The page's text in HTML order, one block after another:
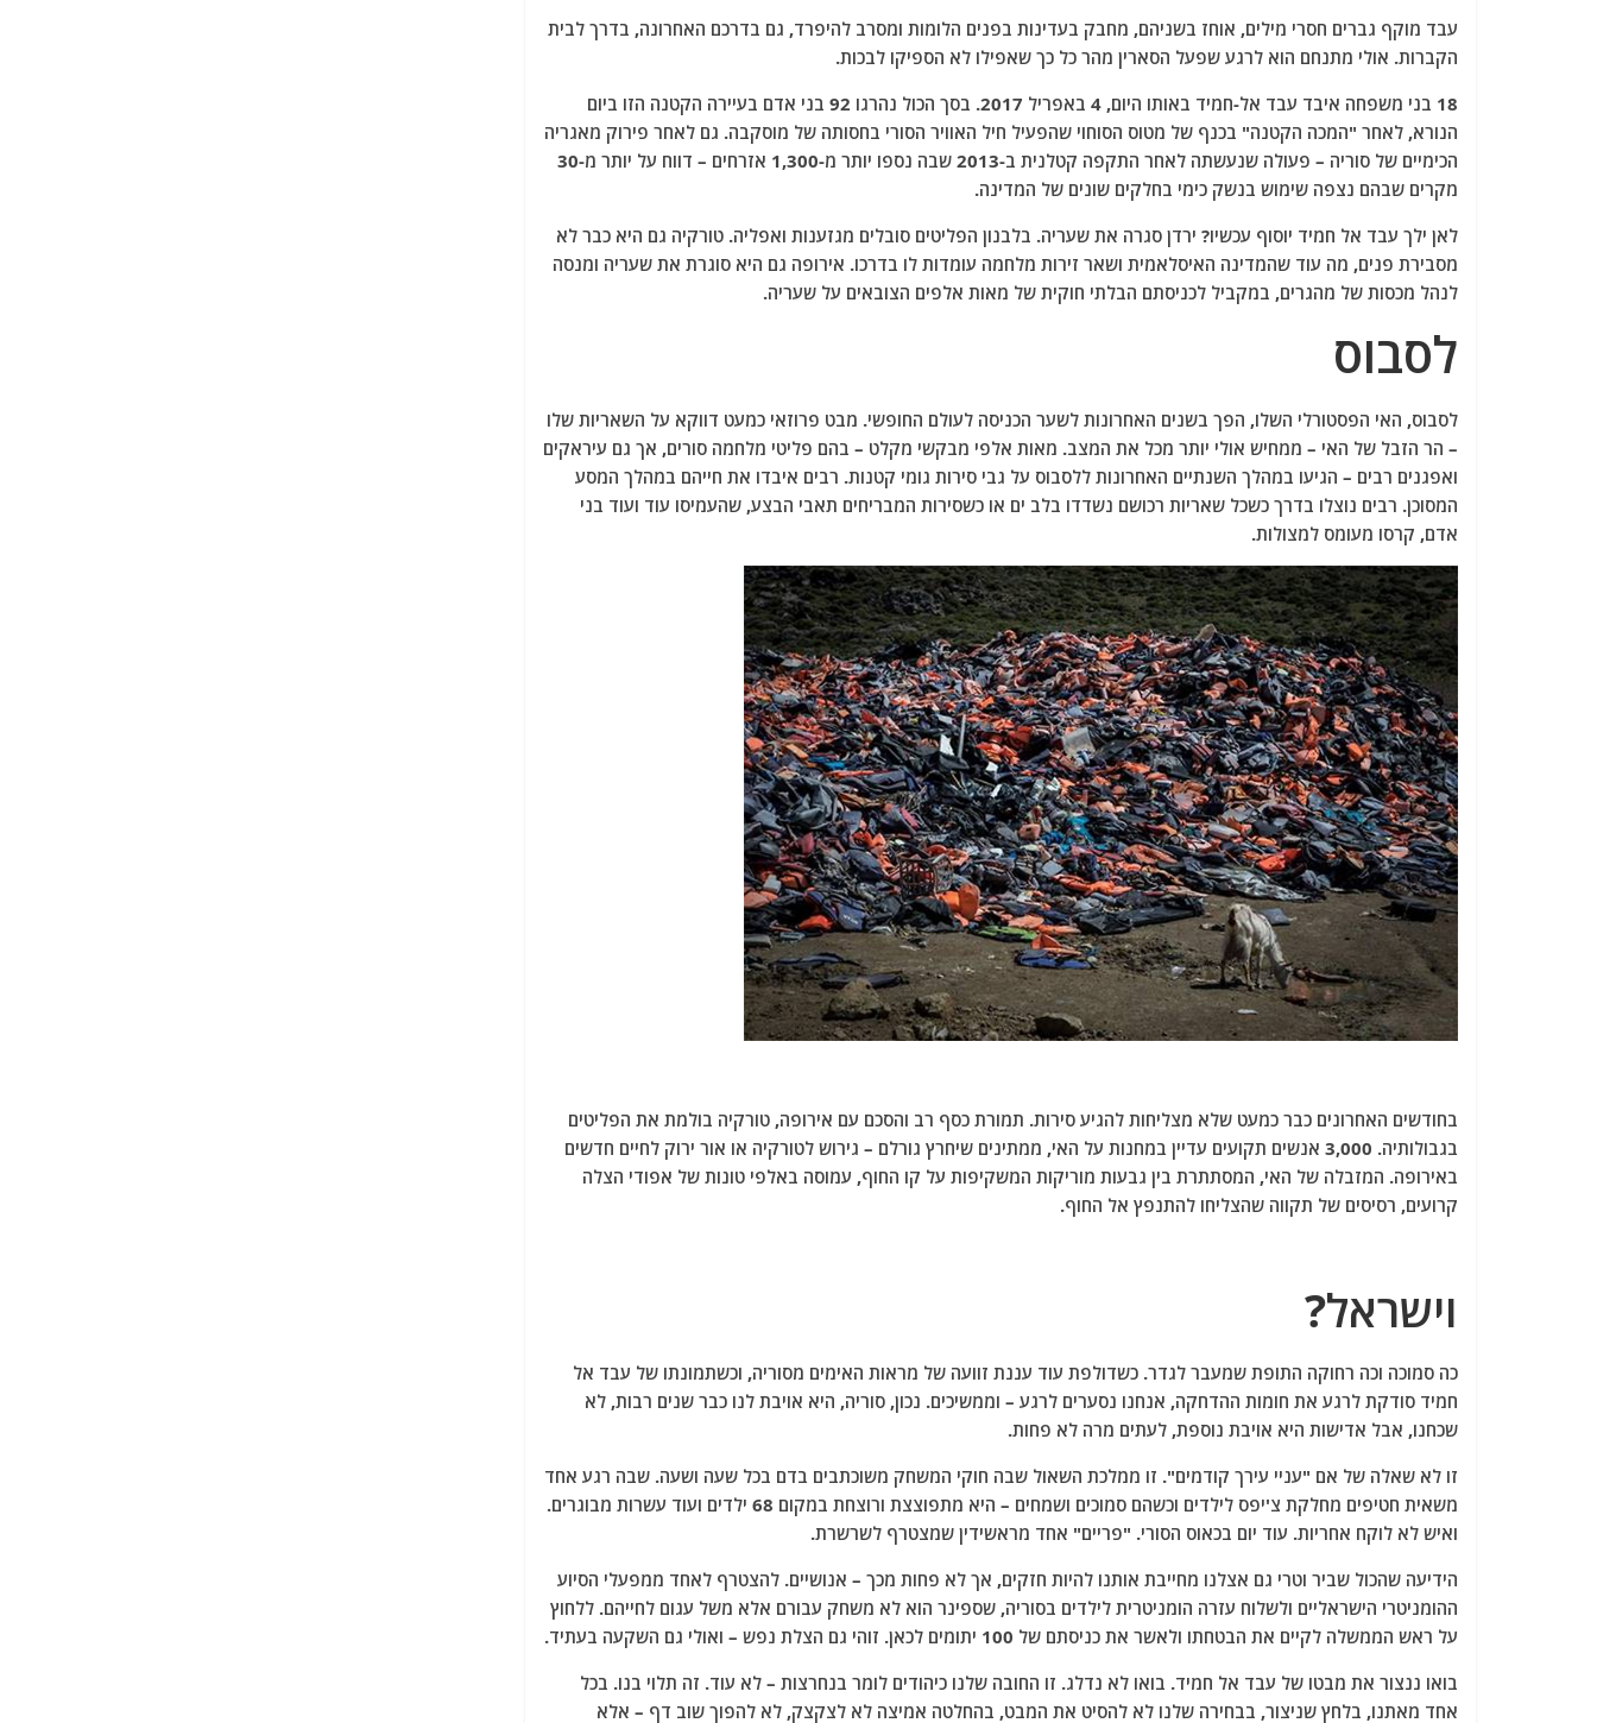
עבד מוקף גברים חסרי מילים, אוחז בשניהם, מחבק בעדינות בפנים הלומות ומסרב להיפרד, גם בדרכם האחרונה, בדרך לבית
הקברות. אולי מתנחם הוא לרגע שפעל הסארין מהר כל כך שאפילו לא הספיקו לבכות.
18 בני משפחה איבד עבד אל-חמיד באותו היום, 4 באפריל 2017. בסך הכול נהרגו 92 בני אדם בעיירה הקטנה הזו ביום
הנורא, לאחר "המכה הקטנה" בכנף של מטוס הסוחוי שהפעיל חיל האוויר הסורי בחסותה של מוסקבה. גם לאחר פירוק מאגריה
הכימיים של סוריה – פעולה שנעשתה לאחר התקפה קטלנית ב-2013 שבה נספו יותר מ-1,300 אזרחים – דווח על יותר מ-30
מקרים שבהם נצפה שימוש בנשק כימי בחלקים שונים של המדינה.
לאן ילך עבד אל חמיד יוסוף עכשיו? ירדן סגרה את שעריה. בלבנון הפליטים סובלים מגזענות ואפליה. טורקיה גם היא כבר לא
מסבירת פנים, מה עוד שהמדינה האיסלאמית ושאר זירות מלחמה עומדות לו בדרכו. אירופה גם היא סוגרת את שעריה ומנסה
לנהל מכסות של מהגרים, במקביל לכניסתם הבלתי חוקית של מאות אלפים הצובאים על שעריה.
לסבוס
לסבוס, האי הפסטורלי השלו, הפך בשנים האחרונות לשער הכניסה לעולם החופשי. מבט פרוזאי כמעט דווקא על השאריות שלו
– הר הזבל של האי – ממחיש אולי יותר מכל את המצב. מאות אלפי מבקשי מקלט – בהם פליטי מלחמה סורים, אך גם עיראקים
ואפגנים רבים – הגיעו במהלך השנתיים האחרונות ללסבוס על גבי סירות גומי קטנות. רבים איבדו את חייהם במהלך המסע
המסוכן. רבים נוצלו בדרך כשכל שאריות רכושם נשדדו בלב ים או כשסירות המבריחים תאבי הבצע, שהעמיסו עוד ועוד בני
אדם, קרסו מעומס למצולות.
בחודשים האחרונים כבר כמעט שלא מצליחות להגיע סירות. תמורת כסף רב והסכם עם אירופה, טורקיה בולמת את הפליטים
בגבולותיה. 3,000 אנשים תקועים עדיין במחנות על האי, ממתינים שיחרץ גורלם – גירוש לטורקיה או אור ירוק לחיים חדשים
באירופה. המזבלה של האי, המסתתרת בין גבעות מוריקות המשקיפות על קו החוף, עמוסה באלפי טונות של אפודי הצלה
קרועים, רסיסים של תקווה שהצליחו להתנפץ אל החוף.
וישראל?
כה סמוכה וכה רחוקה התופת שמעבר לגדר. כשדולפת עוד עננת זוועה של מראות האימים מסוריה, וכשתמונתו של עבד אל
חמיד סודקת לרגע את חומות ההדחקה, אנחנו נסערים לרגע – וממשיכים. נכון, סוריה, היא אויבת לנו כבר שנים רבות, לא
שכחנו, אבל אדישות היא אויבת נוספת, לעתים מרה לא פחות.
זו לא שאלה של אם "עניי עירך קודמים". זו ממלכת השאול שבה חוקי המשחק משוכתבים בדם בכל שעה ושעה. שבה רגע אחד
משאית חטיפים מחלקת צ'יפס לילדים וכשהם סמוכים ושמחים – היא מתפוצצת ורוצחת במקום 68 ילדים ועוד עשרות מבוגרים.
ואיש לא לוקח אחריות. עוד יום בכאוס הסורי. "פריים" אחד מראשידין שמצטרף לשרשרת.
הידיעה שהכול שביר וטרי גם אצלנו מחייבת אותנו להיות חזקים, אך לא פחות מכך – אנושיים. להצטרף לאחד ממפעלי הסיוע
ההומניטרי הישראליים ולשלוח עזרה הומניטרית לילדים בסוריה, שספינר הוא לא משחק עבורם אלא משל עגום לחייהם. ללחוץ
על ראש הממשלה לקיים את הבטחתו ולאשר את כניסתם של 100 יתומים לכאן. זוהי גם הצלת נפש – ואולי גם השקעה בעתיד.
בואו ננצור את מבטו של עבד אל חמיד. בואו לא נדלג. זו החובה שלנו כיהודים לומר בנחרצות – לא עוד. זה תלוי בנו. בכל
אחד מאתנו, בלחץ שניצור, בבחירה שלנו לא להסיט את המבט, בהחלטה אמיצה לא לצקצק, לא להפוך שוב דף – אלא